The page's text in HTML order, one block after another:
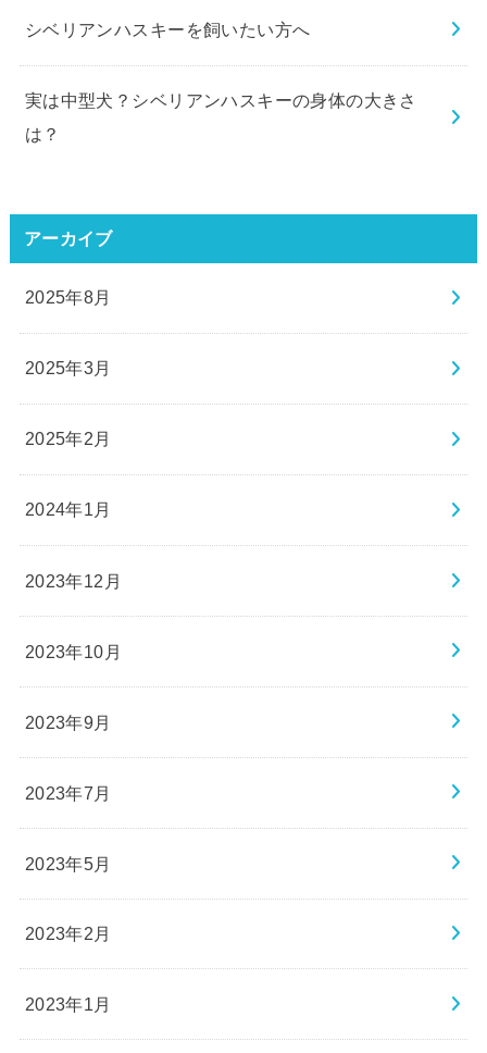
シベリアンハスキーを飼いたい方へ
実は中型犬？シベリアンハスキーの身体の大きさ
は？
アーカイブ
2025年8月
2025年3月
2025年2月
2024年1月
2023年12月
2023年10月
2023年9月
2023年7月
2023年5月
2023年2月
2023年1月